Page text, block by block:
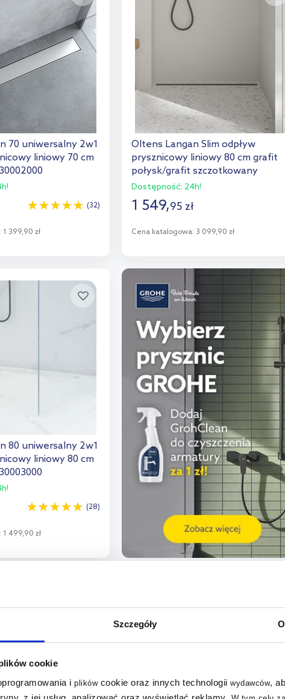
Szczegóły
cookie
i plikówcookie oraz innych technologii wydawców,
70 uniwersalny 2w1
liniowy 70 cm
1 399,90 zł
(32)
do porównania
Oltens Langan Slim odpływ
prysznicowy liniowy 80 cm grafit
połysk/grafit szczotkowany
30011400
Dostępność: 24h!
1 549,95 zł
Cena katalogowa: 3 099,90 zł
Dodaj do porównania
80 uniwersalny 2w1
liniowy 80 cm
1 499,90 zł
(28)
koszyka